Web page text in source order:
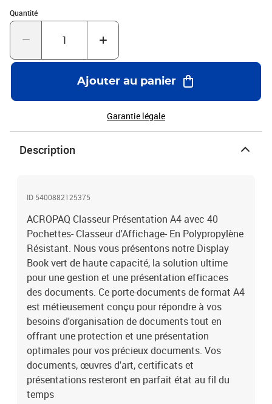
Quantité
Quantité : 1
Ajouter au panier
Garantie légale
Description
ID 5400882125375
ACROPAQ Classeur Présentation A4 avec 40
Pochettes- Classeur d'Affichage- En Polypropylène
Résistant. Nous vous présentons notre Display
Book vert de haute capacité, la solution ultime
pour une gestion et une présentation efficaces
des documents. Ce porte-documents de format A4
est métieusement conçu pour répondre à vos
besoins d'organisation de documents tout en
offrant une protection et une présentation
optimales pour vos précieux documents. Vos
documents, œuvres d'art, certificats et
présentations resteront en parfait état au fil du
temps